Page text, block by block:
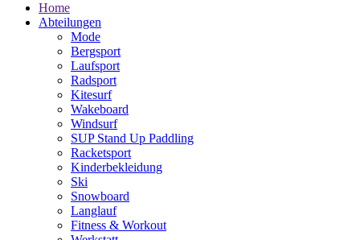
Home
Abteilungen
Mode
Bergsport
Laufsport
Radsport
Kitesurf
Wakeboard
Windsurf
SUP Stand Up Paddling
Racketsport
Kinderbekleidung
Ski
Snowboard
Langlauf
Fitness & Workout